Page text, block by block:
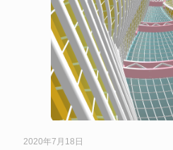
2020年7月18日